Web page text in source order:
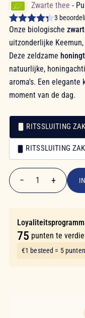
Zwarte thee -
3
Onze biologische
uitzonderlijke
Deze zeldzame
natuurlijke,
aroma's. Een
moment van de dag.
Verpakking
Verpakking
RITSSLUITING
RITSSLUITING
€ 14,90
− 1 +
75 punten te
€1 besteed = 5 punten